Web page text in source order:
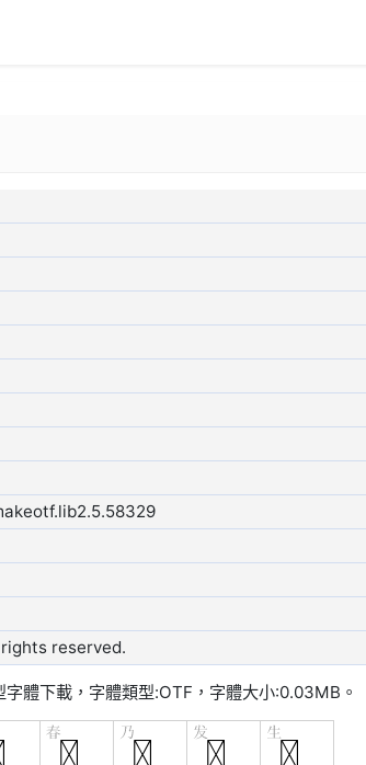
reserved.
字體下載，字體類型:OTF ，字體大小:0.03MB。